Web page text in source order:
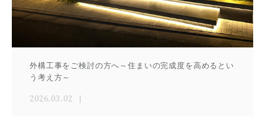
外構工事をご検討の方へ～住まいの完成度を高めるとい
う考え方～
2026.03.02